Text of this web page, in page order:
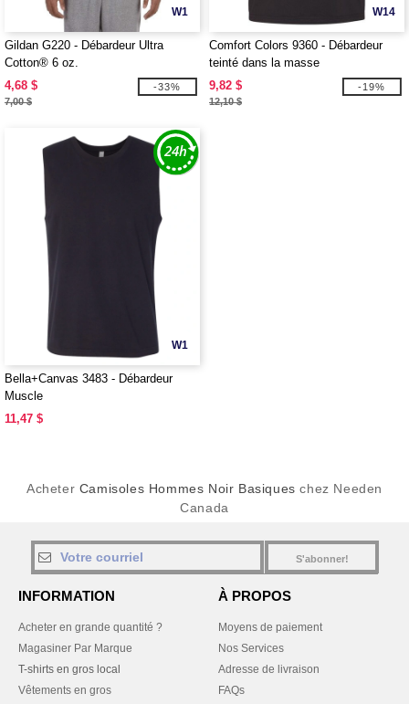
W1
Gildan G220 - Débardeur Ultra
Cotton® 6 oz.
4,68 $
7,00 $
-33%
W14
Comfort Colors 9360 - Débardeur
teinté dans la masse
9,82 $
12,10 $
-19%
W1
Bella+Canvas 3483 - Débardeur
Muscle
11,47 $
Acheter Camisoles Hommes Noir Basiques chez Needen
Canada
S'abonner!
INFORMATION
Acheter en grande quantité ?
Magasiner Par Marque
T-shirts en gros local
Vêtements en gros
À PROPOS
Moyens de paiement
Nos Services
Adresse de livraison
FAQs